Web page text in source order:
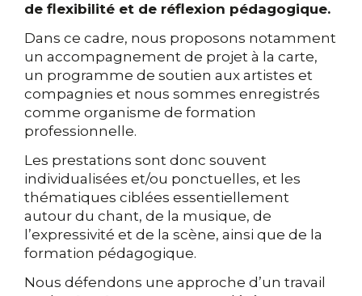
de flexibilité et de réflexion pédagogique.
Dans ce cadre, nous proposons notamment
un accompagnement de projet à la carte,
un programme de soutien aux artistes et
compagnies et nous sommes enregistrés
comme organisme de formation
professionnelle.
Les prestations sont donc souvent
individualisées et/ou ponctuelles, et les
thématiques ciblées essentiellement
autour du chant, de la musique, de
l’expressivité et de la scène, ainsi que de la
formation pédagogique.
Nous défendons une approche d’un travail